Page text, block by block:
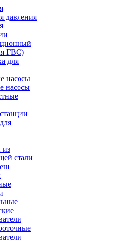
давления
ГВС)
для
насосы
насосы
из
стали